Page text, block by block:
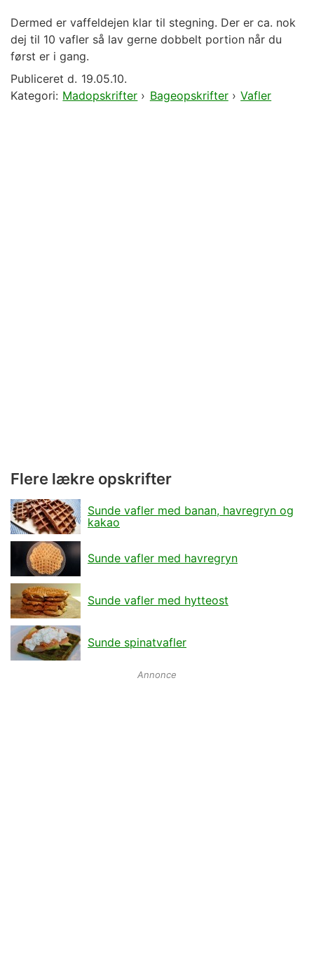
Dermed er vaffeldejen klar til stegning. Der er ca. nok
dej til 10 vafler så lav gerne dobbelt portion når du
først er i gang.
Publiceret d. 19.05.10.
Kategori: Madopskrifter › Bageopskrifter› Vafler
Flere lækre opskrifter
Sunde vafler med banan, havregryn og
kakao
Sunde vafler med havregryn
Sunde vafler med hytteost
Sunde spinatvafler
Annonce